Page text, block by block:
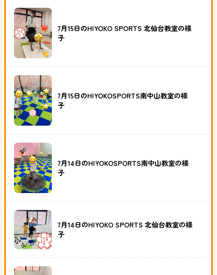
7月15日のHIYOKO SPORTS 北仙台教室の様
子
7月15日のHIYOKOSPORTS南中山教室の様
子
7月14日のHIYOKOSPORTS南中山教室の様
子
7月14日のHIYOKO SPORTS 北仙台教室の様
子